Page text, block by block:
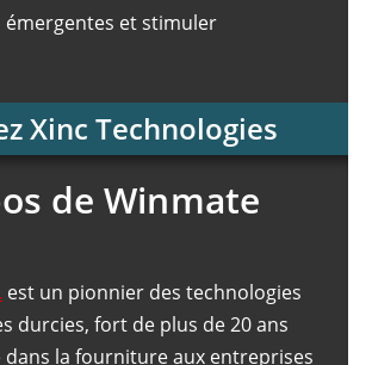
émergentes et stimuler
Xinc Technologies
de Winmate
est un pionnier des technologies
durcies, fort de plus de 20 ans
dans la fourniture aux entreprises